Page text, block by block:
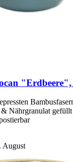
Nährgranulat gefüllt
August